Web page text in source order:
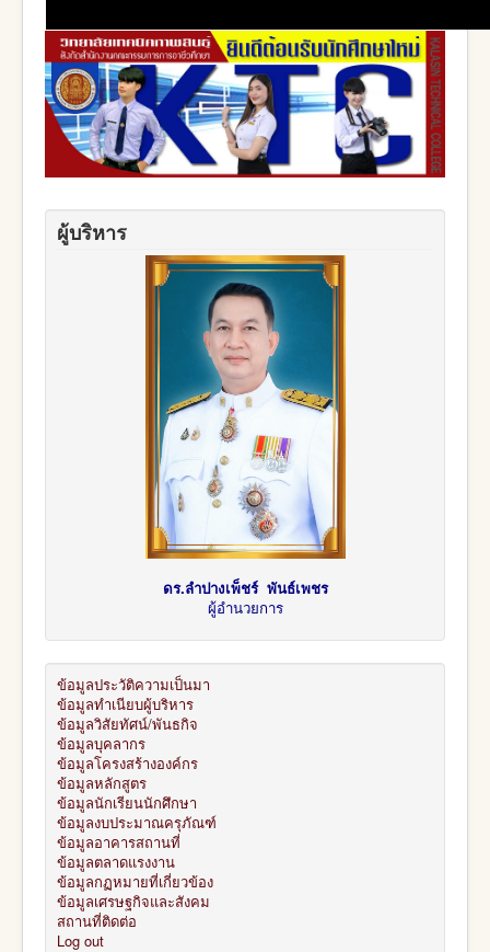
ผู้บริหาร
ดร.ลำปางเพ็ชร์ พันธ์เพชร
ผู้อำนวยการ
ข้อมูลประวัติความเป็นมา
ข้อมูลทำเนียบผู้บริหาร
ข้อมูลวิสัยทัศน์/พันธกิจ
ข้อมูลบุคลากร
ข้อมูลโครงสร้างองค์กร
ข้อมูลหลักสูตร
ข้อมูลนักเรียนนักศึกษา
ข้อมูลงบประมาณครุภัณฑ์
ข้อมูลอาคารสถานที่
ข้อมูลตลาดแรงงาน
ข้อมูลกฏหมายที่เกี่ยวข้อง
ข้อมูลเศรษฐกิจและสังคม
สถานที่ติดต่อ
Log out